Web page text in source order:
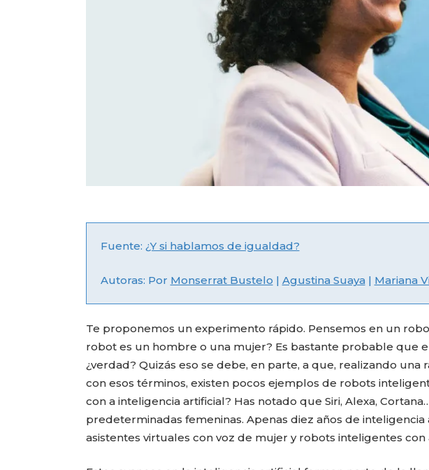
Fuente: ¿Y si hablamos de igualdad?
Autoras: Por Monserrat Bustelo | Agustina Suaya | Mariana
Te proponemos un experimento rápido. Pensemos en un
robot es un hombre o una mujer? Es bastante probable que
¿verdad? Quizás eso se debe, en parte, a que, realizando
con esos términos, existen pocos ejemplos de robots
con a inteligencia artificial? Has notado que Siri, Alexa,
predeterminadas femeninas. Apenas diez años de
asistentes virtuales con voz de mujer y robots inteligentes